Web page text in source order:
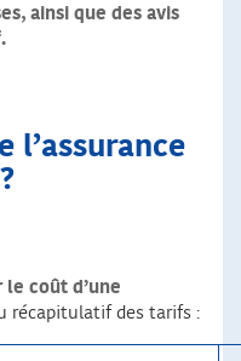
ainsi que des avis
l’assurance
le coût d’une
récapitulatif des tarifs :